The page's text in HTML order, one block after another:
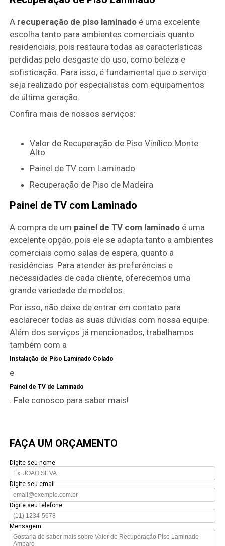
A recuperação de piso laminado é uma excelente
escolha tanto para ambientes comerciais quanto
residenciais, pois restaura todas as características
perdidas pelo desgaste do uso, como beleza e
sofisticação. Para isso, é fundamental que o serviço
seja realizado por especialistas com equipamentos
de última geração.
Confira mais de nossos serviços:
Valor de Recuperação de Piso Vinílico Monte
Alto
Painel de TV com Laminado
Recuperação de Piso de Madeira
Painel de TV com Laminado
A compra de um painel de TV com laminado é uma
excelente opção, pois ele se adapta tanto a ambientes
comerciais como salas de espera, quanto a
residências. Para atender às preferências e
necessidades de cada cliente, oferecemos uma
grande variedade de modelos.
Por isso, não deixe de entrar em contato para
esclarecer todas as suas dúvidas com nossa equipe.
Além dos serviços já mencionados, trabalhamos
também com a
Instalação de Piso Laminado Colado
e
Painel de TV de Laminado
. Fale conosco para saber mais!
FAÇA UM ORÇAMENTO
Digite seu nome
Digite seu email
Digite seu telefone
Mensagem